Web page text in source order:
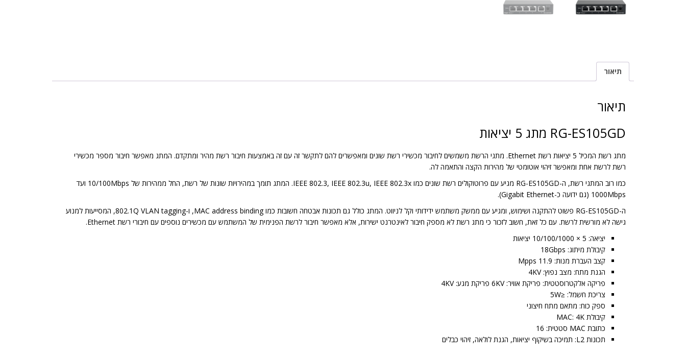
תיאור
תיאור
RG-ES105GD מתג 5 יציאות
מתג רשת המכיל 5 יציאות רשת Ethernet. מתגי הרשת משמשים לחיבור מכשירי רשת שונים ומאפשרים להם לתקשר זה עם זה באמצעות חיבור רשת מהיר ומתקדם. המתג מאפשר חיבור מספר מכשירי
רשת לרשת אחת ומאפשר זיהוי אוטומטי של מהירות הקצה והתאמה לה.
כמו רוב המתגי רשת, ה-RG-ES105GD מגיע עם פרוטוקולים רשת שונים כמו IEEE 802.3, IEEE 802.3u, IEEE 802.3x. המתג תומך במהירויות שונות של רשת, החל ממהירות של 10/100Mbps ועד
1000Mbps (גם ידועה כ-Gigabit Ethernet).
ה-RG-ES105GD פשוט להתקנה ושימוש, ומגיע עם ממשק משתמש ידידותי וקל לניווט. המתג כולל גם תכונות אבטחה חשובות כמו MAC address binding, ו-802.1Q VLAN tagging, המסייעות למנוע
גישה לא מורשית לרשת. עם כל זאת, חשוב לזכור כי מתג רשת לא מספק חיבור לאינטרנט ישירות, אלא מאפשר חיבור לרשת הפנימית של המשתמש עם מכשירים נוספים עם חיבורי רשת Ethernet.
יציאה: 5 × 10/100/1000 יציאות
קיבולת מיתוג: 18Gbps
קצב העברת מנות: 11.9 Mpps
הגנת מתח: מצב נפוץ: 4KV
פריקה אלקטרוסטטית: פריקת אוויר: 6KV פריקת מגע: 4KV
צריכת חשמל: ≤5W
ספק כוח: מתאם מתח חיצוני
קיבולת MAC: 4K
כתובת MAC סטטית: 16
תכונות L2: תמיכה בשיקוף יציאות, הגנת לולאה, זיהוי כבלים